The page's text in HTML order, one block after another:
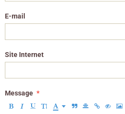
E-mail
Site Internet
Message